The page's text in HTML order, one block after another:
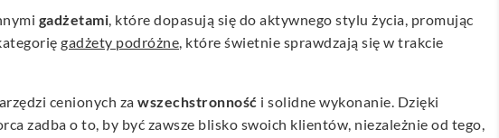
gadżetami, które dopasują się do aktywnego stylu życia, promując
gadżety podróżne, które świetnie sprawdzają się w trakcie
cenionych za wszechstronność i solidne wykonanie. Dzięki
zadba o to, by być zawsze blisko swoich klientów, niezależnie od tego,